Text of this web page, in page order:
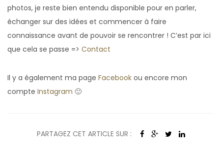
photos, je reste bien entendu disponible pour en parler,
échanger sur des idées et commencer à faire
connaissance avant de pouvoir se rencontrer ! C’est par ici
que cela se passe => Contact
Il y a également ma page Facebook ou encore mon
compte Instagram 🙂
PARTAGEZ CET ARTICLE SUR :